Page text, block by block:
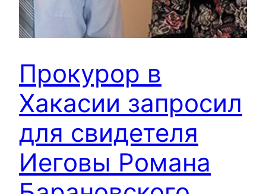
Прокурор в
Хакасии запросил
для свидетеля
Иеговы Романа